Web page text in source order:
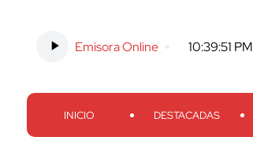
Emisora Online 10:39:52 PM
INICIO DESTACADAS